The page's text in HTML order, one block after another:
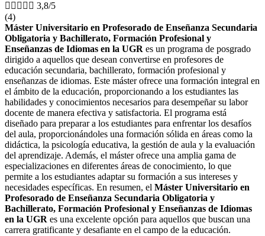
     3,8/5
(4)
Máster Universitario en Profesorado de Enseñanza Secundaria
Obligatoria y Bachillerato, Formación Profesional y
Enseñanzas de Idiomas en la UGR es un programa de posgrado
dirigido a aquellos que desean convertirse en profesores de
educación secundaria, bachillerato, formación profesional y
enseñanzas de idiomas. Este máster ofrece una formación integral en
el ámbito de la educación, proporcionando a los estudiantes las
habilidades y conocimientos necesarios para desempeñar su labor
docente de manera efectiva y satisfactoria. El programa está
diseñado para preparar a los estudiantes para enfrentar los desafíos
del aula, proporcionándoles una formación sólida en áreas como la
didáctica, la psicología educativa, la gestión de aula y la evaluación
del aprendizaje. Además, el máster ofrece una amplia gama de
especializaciones en diferentes áreas de conocimiento, lo que
permite a los estudiantes adaptar su formación a sus intereses y
necesidades específicas. En resumen, el Máster Universitario en
Profesorado de Enseñanza Secundaria Obligatoria y
Bachillerato, Formación Profesional y Enseñanzas de Idiomas
en la UGR es una excelente opción para aquellos que buscan una
carrera gratificante y desafiante en el campo de la educación.